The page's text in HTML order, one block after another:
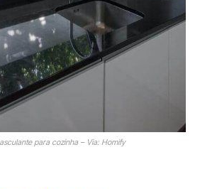
para cozinha – Via: Homify